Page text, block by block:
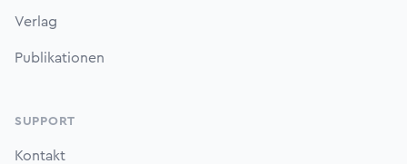
Verlag
Publikationen
SUPPORT
Kontakt